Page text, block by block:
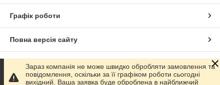
Графік роботи
Повна версія сайту
Сайт створено на маркетплейсіProm.ua
Зараз компанія не може швидко обробляти замовлення та
повідомлення, оскільки за її графіком роботи сьогодні
вихідний. Ваша заявка буде оброблена в найближчий